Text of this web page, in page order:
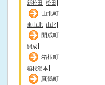
新松田 松田
山北町
東山北 山北
開成町
開成
箱根町
箱根湯本
真鶴町